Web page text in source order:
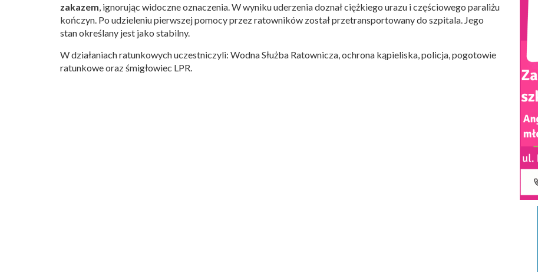
zakazem , ignorując widoczne oznaczenia. W wyniku uderzenia doznał ciężkiego urazu i częściowego paraliżu
kończyn. Po udzieleniu pierwszej pomocy przez ratowników został przetransportowany do szpitala. Jego
stan określany jest jako stabilny.
W działaniach ratunkowych uczestniczyli: Wodna Służba Ratownicza, ochrona kąpieliska, policja, pogotowie
ratunkowe oraz śmigłowiec LPR.